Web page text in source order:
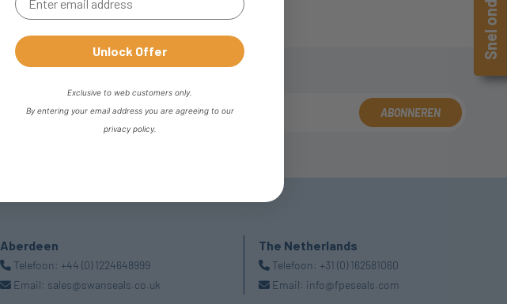
ABONNEREN
Aberdeen
Telefoon: +44 (0) 1224648999
Email: sales@swanseals.co.uk
The Netherlands
Telefoon: +31 (0) 162581060
Email: info@fpeseals.com
Unlock Offer
Exclusive to web customers only.
By entering your email address you are agreeing to our
privacy policy.